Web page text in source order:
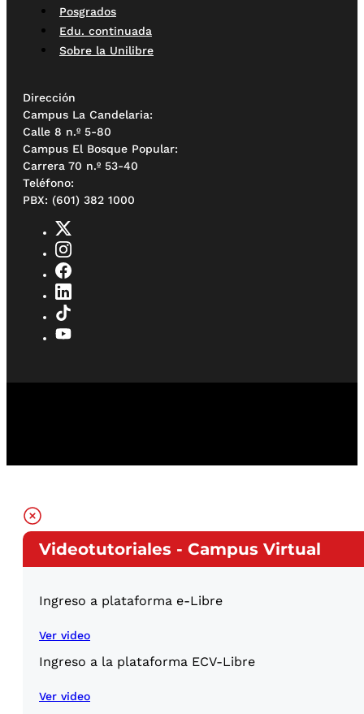
Posgrados
Edu. continuada
Sobre la Unilibre
Dirección
Campus La Candelaria:
Calle 8 n.º 5-80
Campus El Bosque Popular:
Carrera 70 n.º 53-40
Teléfono:
PBX: (601) 382 1000
Videotutoriales - Campus Virtual
Ingreso a plataforma e-Libre
Ver video
Ingreso a la plataforma ECV-Libre
Ver video